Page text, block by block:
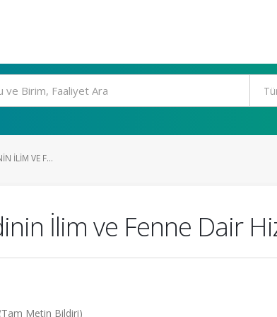
İLIM VE F...
İlim ve Fenne Dair
Metin Bildiri)